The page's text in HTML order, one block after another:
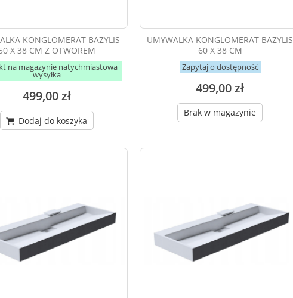
KONGLOMERAT BAZYLIS
X 38 CM Z OTWOREM
na magazynie natychmiastowa
wysyłka
499,00 zł
Dodaj do koszyka
UMYWALKA KONGLOMERAT BAZYLIS
60 X 38 CM
Zapytaj o dostępność
499,00 zł
Brak w magazynie